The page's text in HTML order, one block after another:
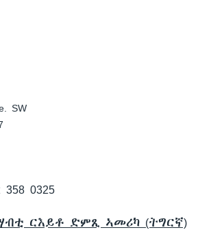
SW
358 0325
ርእይቶ ድምጺ ኣመሪካ (ትግርኛ)